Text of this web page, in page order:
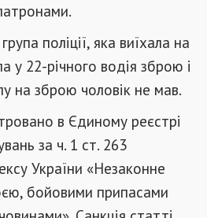
поліції, яка виїхала на
у 22-річного водія зброю і
на зброю чоловік не мав.
в Єдиному реєстрі
за ч. 1 ст. 263
України «Незаконне
бойовими припасами